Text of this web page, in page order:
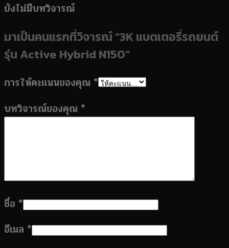
ยังไม่มีบทวิจารณ์
มาเป็นคนแรกที่วิจารณ์ “3K แบตเตอรี่รถยนต์
รุ่น Active Hybrid N150”
การให้คะแนนของคุณ *
บทวิจารณ์ของคุณ *
ชื่อ *
อีเมล *